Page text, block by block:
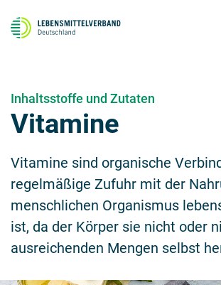
Inhaltsstoffe und Zutaten
Vitamine
Vitamine sind organische
regelmäßige Zufuhr mit der
menschlichen Organismus
ist, da der Körper sie nicht oder
ausreichenden Mengen selbst